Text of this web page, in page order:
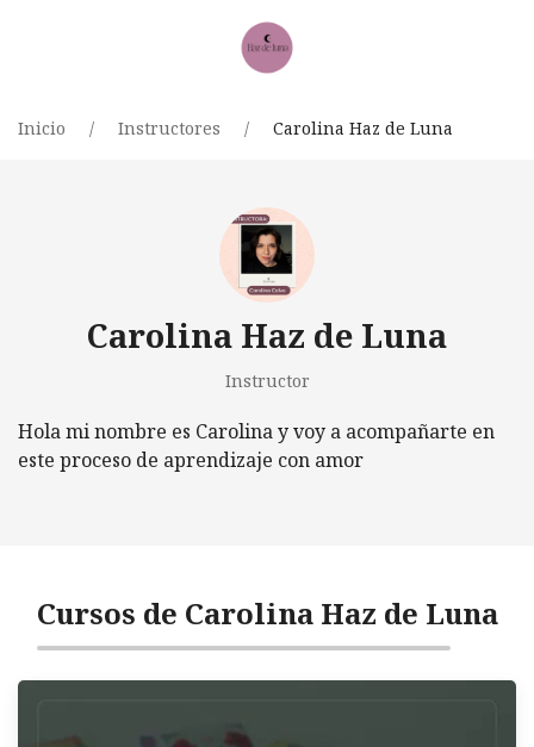
Inicio Instructores Carolina Haz de Luna
Carolina Haz de Luna
Instructor
Hola mi nombre es Carolina y voy a acompañarte en
este proceso de aprendizaje con amor
Cursos de Carolina Haz de Luna